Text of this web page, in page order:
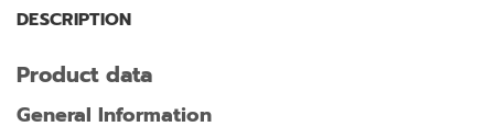
DESCRIPTION
Product data
General Information